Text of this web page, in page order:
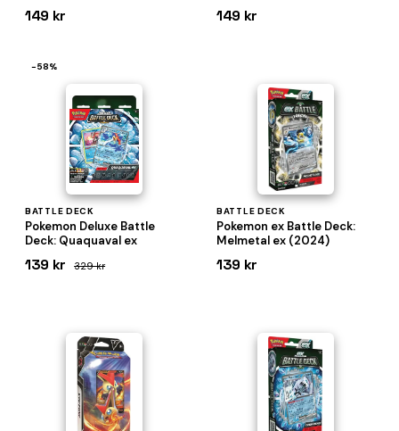
149 kr 149 kr
−58%
BATTLE DECK
Pokemon Deluxe Battle
Deck: Quaquaval ex
139 kr 329 kr
BATTLE DECK
Pokemon ex Battle Deck:
Melmetal ex (2024)
139 kr